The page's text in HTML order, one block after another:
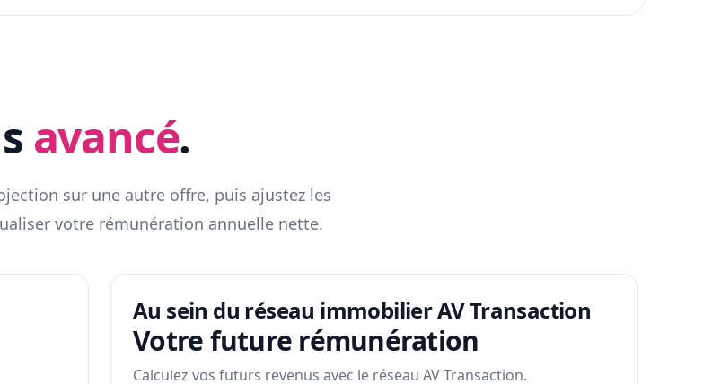
avancé.
sur une autre offre, puis ajustez les
votre rémunération annuelle nette.
Au sein du réseau immobilier AV Transaction
Votre future rémunération
Calculez vos futurs revenus avec le réseau AV Transaction.